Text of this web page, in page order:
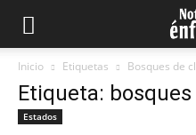
Inicio Etiquetas Bosques de
Etiqueta:
Estados